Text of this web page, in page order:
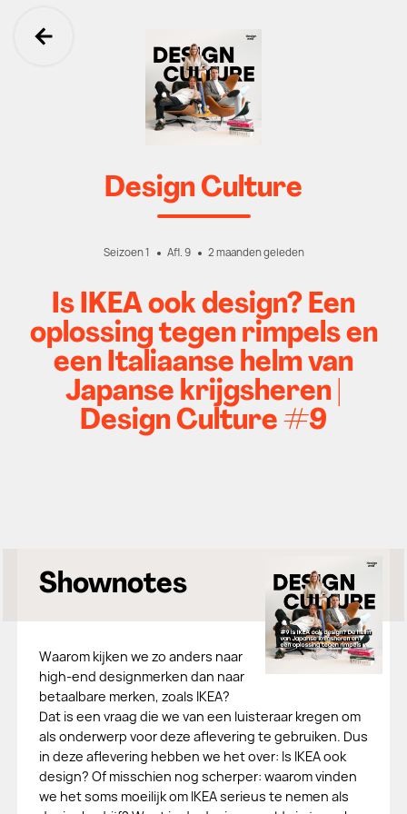
Ga terug
Design Culture
Seizoen 1 Afl. 9 2 maanden geleden
Is IKEA ook design? Een
oplossing tegen rimpels en
een Italiaanse helm van
Japanse krijgsheren |
Design Culture #9
Shownotes
Waarom kijken we zo anders naar
high-end designmerken dan naar
betaalbare merken, zoals IKEA?
Dat is een vraag die we van een luisteraar kregen om
als onderwerp voor deze aflevering te gebruiken. Dus
in deze aflevering hebben we het over: Is IKEA ook
design? Of misschien nog scherper: waarom vinden
we het soms moeilijk om IKEA serieus te nemen als